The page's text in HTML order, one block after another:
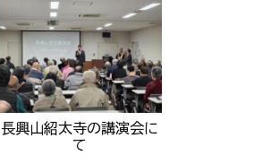
長興山紹太寺の講演会に
て